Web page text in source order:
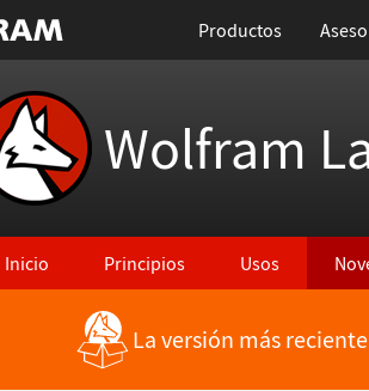
Productos
Wolfram
Inicio Principios Usos
Regresar a Características más recientes
La versión más